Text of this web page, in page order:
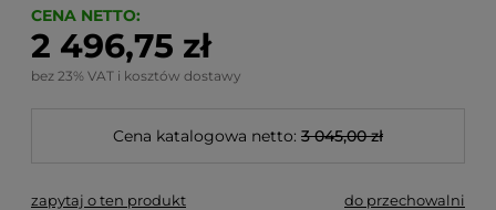
CENA NETTO:
2 496,75 zł
bez 23% VAT i kosztów dostawy
Cena katalogowa netto: 3 045,00 zł
zapytaj o ten produkt do przechowalni